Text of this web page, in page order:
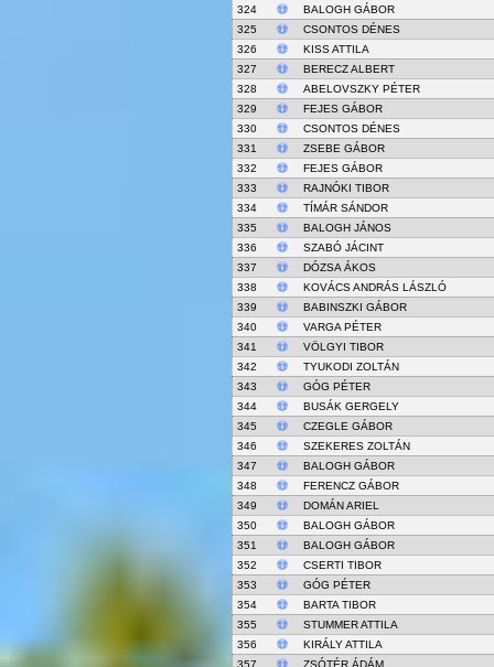
324
BALOGH GÁBOR
325
CSONTOS DÉNES
326
KISS ATTILA
327
BERECZ ALBERT
328
ABELOVSZKY PÉTER
329
FEJES GÁBOR
330
CSONTOS DÉNES
331
ZSEBE GÁBOR
332
FEJES GÁBOR
333
RAJNÓKI TIBOR
334
TÍMÁR SÁNDOR
335
BALOGH JÁNOS
336
SZABÓ JÁCINT
337
DÓZSA ÁKOS
338
KOVÁCS ANDRÁS LÁSZLÓ
339
BABINSZKI GÁBOR
340
VARGA PÉTER
341
VÖLGYI TIBOR
342
TYUKODI ZOLTÁN
343
GÓG PÉTER
344
BUSÁK GERGELY
345
CZEGLE GÁBOR
346
SZEKERES ZOLTÁN
347
BALOGH GÁBOR
348
FERENCZ GÁBOR
349
DOMÁN ARIEL
350
BALOGH GÁBOR
351
BALOGH GÁBOR
352
CSERTI TIBOR
353
GÓG PÉTER
354
BARTA TIBOR
355
STUMMER ATTILA
356
KIRÁLY ATTILA
357
ZSÓTÉR ÁDÁM